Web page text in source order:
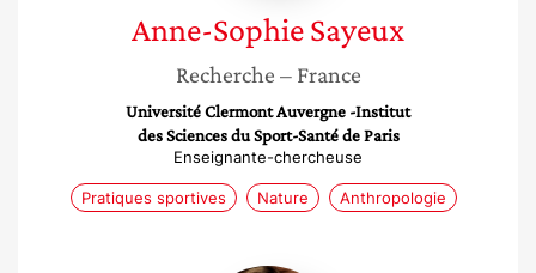
Anne-SophieSayeux
Recherche – France
Université Clermont Auvergne -Institut
des Sciences du Sport-Santé de Paris
Enseignante-chercheuse
Pratiques sportives Nature Anthropologie